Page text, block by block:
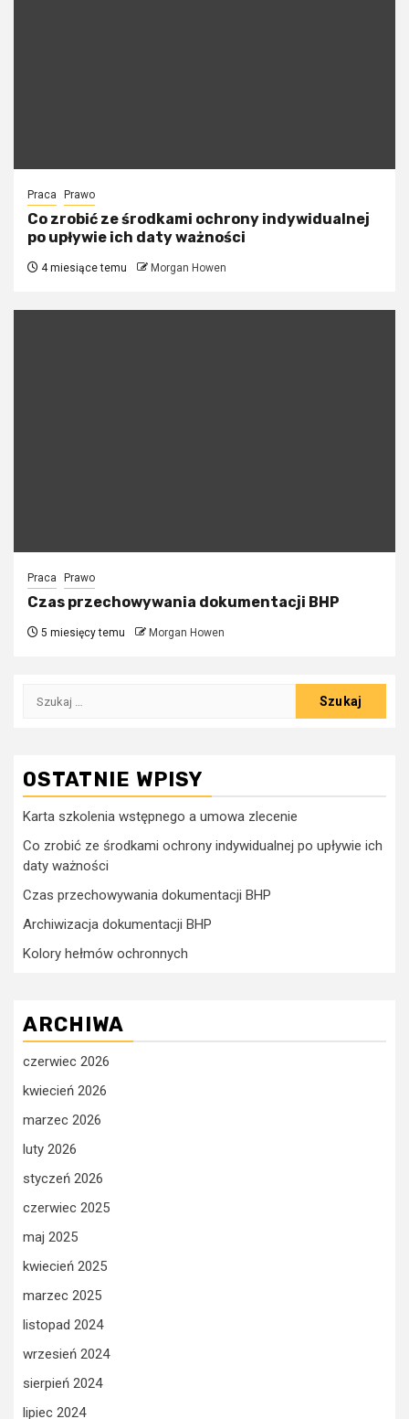
Praca Prawo
Co zrobić ze środkami ochrony indywidualnej
po upływie ich daty ważności
4 miesiące temu Morgan Howen
Praca Prawo
Czas przechowywania dokumentacji BHP
5 miesięcy temu Morgan Howen
Szukaj:
OSTATNIE WPISY
Karta szkolenia wstępnego a umowa zlecenie
Co zrobić ze środkami ochrony indywidualnej po upływie ich
daty ważności
Czas przechowywania dokumentacji BHP
Archiwizacja dokumentacji BHP
Kolory hełmów ochronnych
ARCHIWA
czerwiec 2026
kwiecień 2026
marzec 2026
luty 2026
styczeń 2026
czerwiec 2025
maj 2025
kwiecień 2025
marzec 2025
listopad 2024
wrzesień 2024
sierpień 2024
lipiec 2024